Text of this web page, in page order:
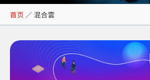
混合雲
首页 ／ 混合雲